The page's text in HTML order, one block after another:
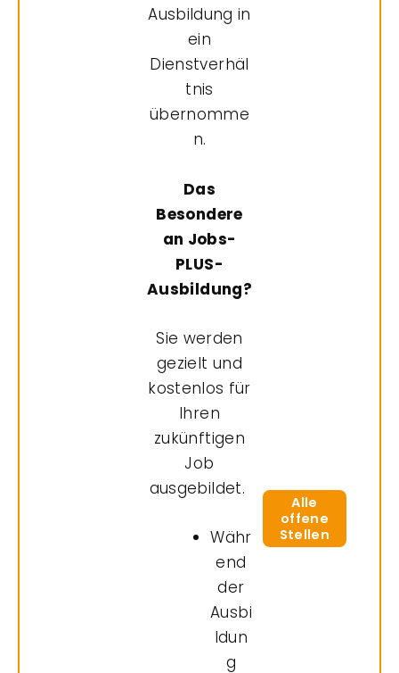
Ausbildung in
ein
Dienstverhäl
tnis
übernomme
n.
Das
Besondere
an Jobs-
PLUS-
Ausbildung?
Sie werden
gezielt und
kostenlos für
Ihren
zukünftigen
Job
ausgebildet.
Währ
end
der
Ausbi
ldun
g
Alle
offene
Stellen